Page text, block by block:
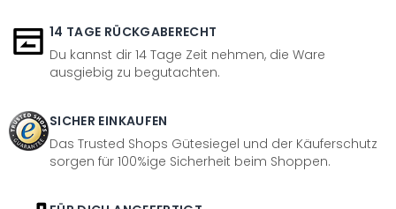
14 TAGE RÜCKGABERECHT
Du kannst dir 14 Tage Zeit nehmen, die Ware
ausgiebig zu begutachten.
SICHER EINKAUFEN
Das Trusted Shops Gütesiegel und der Käuferschutz
sorgen für 100%ige Sicherheit beim Shoppen.